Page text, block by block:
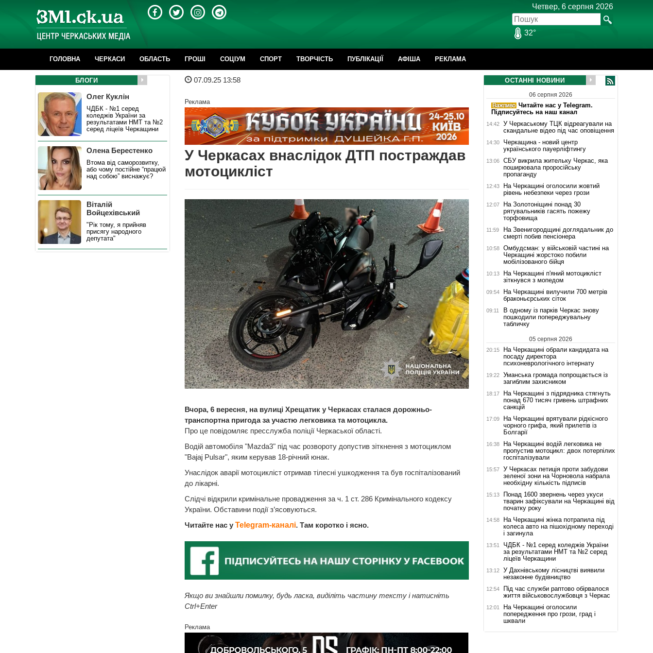
Четвер, 6 серпня 2026
32°
ГОЛОВНА ЧЕРКАСИ ОБЛАСТЬ ГРОШІ CОЦІУМ СПОРТ ТВОРЧІСТЬ ПУБЛІКАЦІЇ АФІША РЕКЛАМА
07.09.25 13:58
Реклама
У Черкасах внаслідок ДТП постраждав
мотоцикліст
Вчора, 6 вересня, на вулиці Хрещатик у Черкасах сталася дорожньо-
транспортна пригода за участю легковика та мотоцикла.
Про це повідомляє пресслужба поліції Черкаської області.
Водій автомобіля "Mazda3" під час розвороту допустив зіткнення з мотоциклом
"Bajaj Pulsar", яким керував 18-річний юнак.
Унаслідок аварії мотоцикліст отримав тілесні ушкодження та був госпіталізований
до лікарні.
Слідчі відкрили кримінальне провадження за ч. 1 ст. 286 Кримінального кодексу
України. Обставини події з’ясовуються.
Читайте нас у Telegram-каналі. Там коротко і ясно.
Якщо ви знайшли помилку, будь ласка, виділіть частину тексту і натисніть
Ctrl+Enter
Реклама
БЛОГИ
Олег Куклін
ЧДБК - №1 серед
коледжів України за
результатами НМТ та №2
серед ліцеїв Черкащини
Олена Берестенко
Втома від саморозвитку,
або чому постійне “працюй
над собою” виснажує?
Віталій
Войцехівський
"Рік тому, я прийняв
присягу народного
депутата"
ОСТАННІ НОВИНИ
06 серпня 2026
Читайте нас у Telegram.
Підписуйтесь на наш канал
14:42
У Черкаському ТЦК відреагували на
скандальне відео під час оповіщення
14:30
Черкащина - новий центр
українського пауерліфтингу
13:06
СБУ викрила жительку Черкас, яка
поширювала проросійську
пропаганду
12:43
На Черкащині оголосили жовтий
рівень небезпеки через грози
12:07
На Золотоніщині понад 30
рятувальників гасять пожежу
торфовища
11:59
На Звенигородщині доглядальник до
смерті побив пенсіонера
10:58
Омбудсман: у військовій частині на
Черкащині жорстоко побили
мобілізованого бійця
10:13
На Черкащині п'яний мотоцикліст
зіткнувся з мопедом
09:54
На Черкащині вилучили 700 метрів
браконьєрських сіток
09:11
В одному із парків Черкас знову
пошкодили попереджувальну
табличку
05 серпня 2026
20:15
На Черкащині обрали кандидата на
посаду директора
психоневрологічного інтернату
19:22
Уманська громада попрощається із
загиблим захисником
18:17
На Черкащині з підрядника стягнуть
понад 670 тисяч гривень штрафних
санкцій
17:09
На Черкащині врятували рідкісного
чорного грифа, який прилетів із
Болгарії
16:38
На Черкащині водій легковика не
пропустив мотоцикл: двох потерпілих
госпіталізували
15:57
У Черкасах петиція проти забудови
зеленої зони на Чорновола набрала
необхідну кількість підписів
15:13
Понад 1600 звернень через укуси
тварин зафіксували на Черкащині від
початку року
14:58
На Черкащині жінка потрапила під
колеса авто на пішохідному переході
і загинула
13:51
ЧДБК - №1 серед коледжів України
за результатами НМТ та №2 серед
ліцеїв Черкащини
13:12
У Дахнівському лісництві виявили
незаконне будівництво
12:54
Під час служби раптово обірвалося
життя військовослужбовця з Черкас
12:01
На Черкащині оголосили
попередження про грози, град і
шквали